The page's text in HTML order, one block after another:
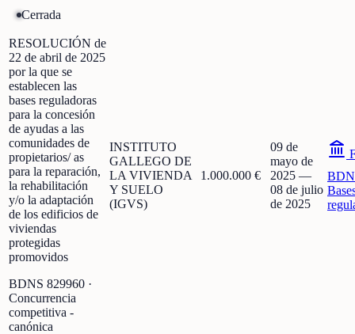
Cerrada
RESOLUCIÓN de
22 de abril de 2025
por la que se
establecen las
bases reguladoras
para la concesión
de ayudas a las
comunidades de
propietarios/ as
para la reparación,
la rehabilitación
y/o la adaptación
de los edificios de
viviendas
protegidas
promovidos
BDNS 829960 ·
Concurrencia
competitiva -
canónica
INSTITUTO
GALLEGO DE
LA VIVIENDA
Y SUELO
(IGVS)
1.000.000 €
09 de
mayo de
2025 —
08 de julio
de 2025